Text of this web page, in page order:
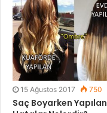
15 Ağustos 2017 750
Saç Boyarken Yapılan